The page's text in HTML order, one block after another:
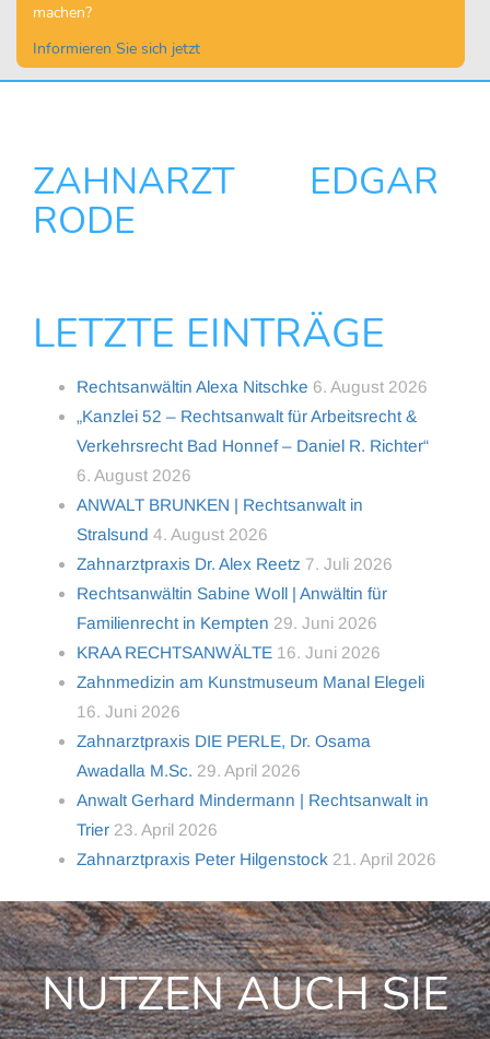
machen?
Informieren Sie sich jetzt
ZAHNARZT EDGAR
RODE
LETZTE EINTRÄGE
Rechtsanwältin Alexa Nitschke 6. August 2026
„Kanzlei 52 – Rechtsanwalt für Arbeitsrecht &
Verkehrsrecht Bad Honnef – Daniel R. Richter“
6. August 2026
ANWALT BRUNKEN | Rechtsanwalt in
Stralsund 4. August 2026
Zahnarztpraxis Dr. Alex Reetz 7. Juli 2026
Rechtsanwältin Sabine Woll | Anwältin für
Familienrecht in Kempten 29. Juni 2026
KRAA RECHTSANWÄLTE 16. Juni 2026
Zahnmedizin am Kunstmuseum Manal Elegeli
16. Juni 2026
Zahnarztpraxis DIE PERLE, Dr. Osama
Awadalla M.Sc. 29. April 2026
Anwalt Gerhard Mindermann | Rechtsanwalt in
Trier 23. April 2026
Zahnarztpraxis Peter Hilgenstock 21. April 2026
NUTZEN AUCH SIE